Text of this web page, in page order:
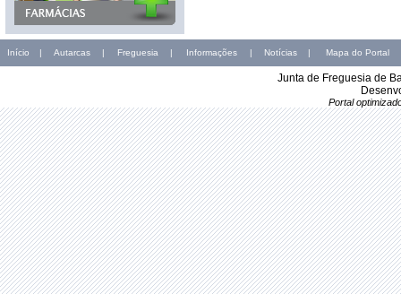
Início | Autarcas | Freguesia | Informações | Notícias | Mapa do Portal
Junta de Freguesia de
Portal